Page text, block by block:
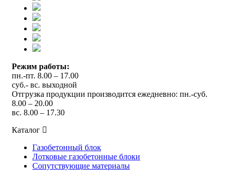
Режим работы:
пн.-пт. 8.00 – 17.00
суб.- вс. выходной
Отгрузка продукции производится ежедневно: пн.-суб.
8.00 – 20.00
вс. 8.00 – 17.30
Каталог
Газобетонный блок
Лотковые газобетонные блоки
Сопутствующие материалы